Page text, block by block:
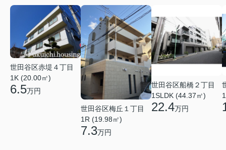
世田谷区赤堤４丁目
1K (20.00㎡)
6.5万円
世田谷区梅丘１丁目
1R (19.98㎡)
7.3万円
世田谷区船橋２丁目
1SLDK (44.37㎡)
22.4万円